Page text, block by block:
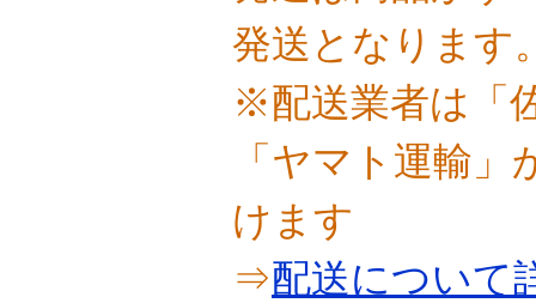
発送となります
※配送業者は「
「ヤマト運輸
けます
⇒配送について